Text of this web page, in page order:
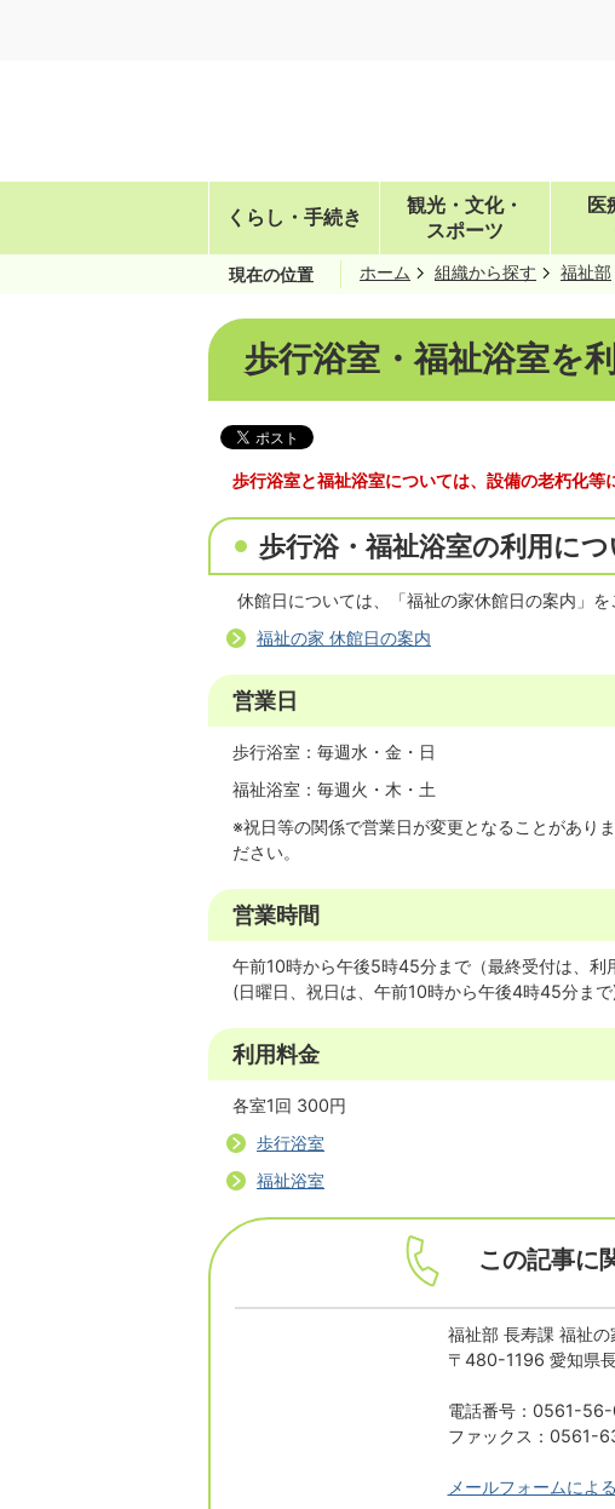
くらし・手続き
観光・文化・
スポーツ
医
現在の位置 ホーム 組織から探す 福祉部
歩行浴室・福祉浴室を
歩行浴室と福祉浴室については、設備の老朽化
歩行浴・福祉浴室の利用につ
休館日については、「福祉の家休館日の案内」を
福祉の家 休館日の案内
営業日
歩行浴室：毎週水・金・日
福祉浴室：毎週火・木・土
※祝日等の関係で営業日が変更となることがあり
ださい。
営業時間
午前10時から午後5時45分まで（最終受付は、
(日曜日、祝日は、午前10時から午後4時45分まで
利用料金
各室1回 300円
歩行浴室
福祉浴室
この記事に
福祉部 長寿課 福祉の
〒480-1196 愛知県
電話番号：0561-
ファックス：0561-
メールフォームによ